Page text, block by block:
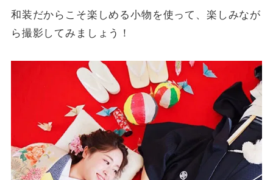
和装だからこそ楽しめる小物を使って、楽しみなが
ら撮影してみましょう！